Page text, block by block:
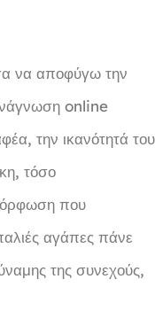
να αποφύγω την
online
την ικανότητά του
τόσο
που
αγάπες πάνε
της συνεχούς,